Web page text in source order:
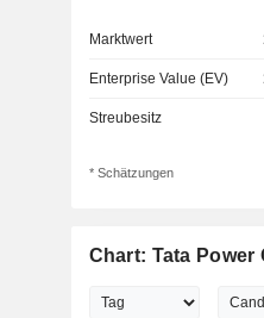
Marktwert
Enterprise Value (EV)
Streubesitz
* Schätzungen
Chart: Tata Power